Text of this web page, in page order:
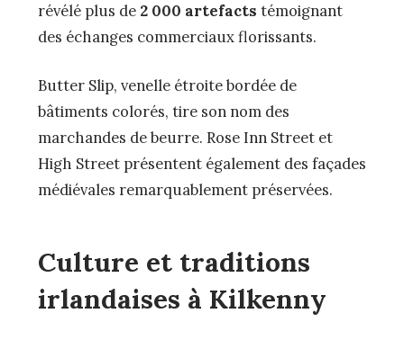
révélé plus de 2 000 artefacts témoignant
des échanges commerciaux florissants.
Butter Slip, venelle étroite bordée de
bâtiments colorés, tire son nom des
marchandes de beurre. Rose Inn Street et
High Street présentent également des façades
médiévales remarquablement préservées.
Culture et traditions
irlandaises à Kilkenny